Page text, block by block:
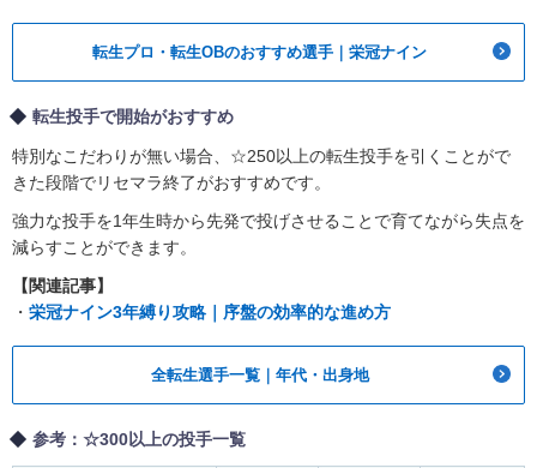
転生プロ・転生OBのおすすめ選手｜栄冠ナイン
転生投手で開始がおすすめ
特別なこだわりが無い場合、☆250以上の転生投手を引くことがで
きた段階でリセマラ終了がおすすめです。
強力な投手を1年生時から先発で投げさせることで育てながら失点を
減らすことができます。
【関連記事】
・ 栄冠ナイン3年縛り攻略｜序盤の効率的な進め方
全転生選手一覧｜年代・出身地
参考：☆300以上の投手一覧